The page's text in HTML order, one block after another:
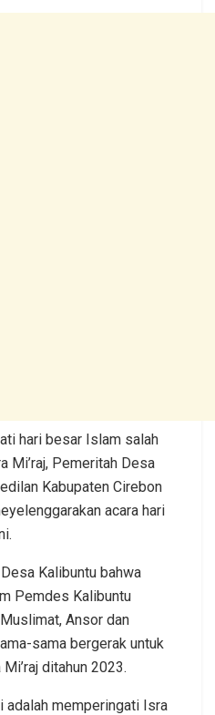
hari besar Islam salah
Mi’raj, Pemeritah Desa
Kabupaten Cirebon
acara hari
Kalibuntu bahwa
Pemdes Kalibuntu
Ansor dan
sama bergerak untuk
ditahun 2023.
adalah memperingati Isra